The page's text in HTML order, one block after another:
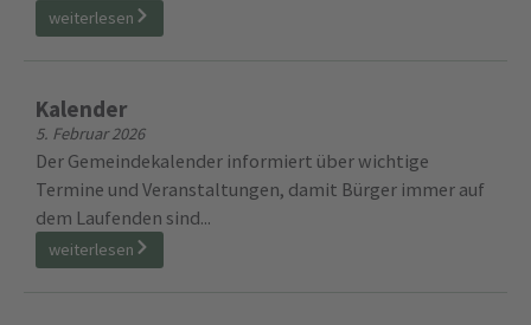
weiterlesen
Kalender
5. Februar 2026
Der Gemeindekalender informiert über wichtige
Termine und Veranstaltungen, damit Bürger immer auf
dem Laufenden sind...
weiterlesen